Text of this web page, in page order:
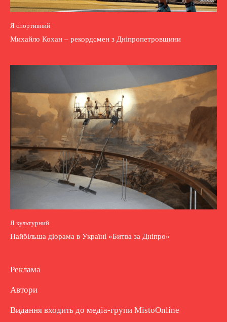
Я спортивний
Михайло Кохан – рекордсмен з Дніпропетровщини
Я культурний
Найбільша діорама в Україні «Битва за Дніпро»
Реклама
Автори
Видання входить до медіа-групи MistoOnline